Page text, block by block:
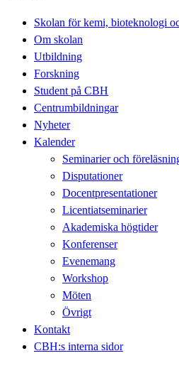
Skolan för kemi, bioteknologi
Om skolan
Utbildning
Forskning
Student på CBH
Centrumbildningar
Nyheter
Kalender
Seminarier och
Disputationer
Docentpresentationer
Licentiatseminarier
Akademiska högtider
Konferenser
Evenemang
Workshop
Möten
Övrigt
Kontakt
CBH:s interna sidor